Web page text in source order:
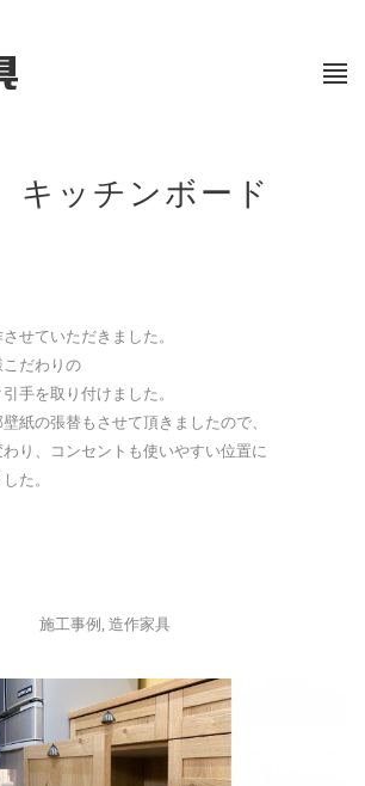
ッチンボード
せていただきました。
だわりの
手を取り付けました。
紙の張替もさせて頂きましたので、
り、コンセントも使いやすい位置に
た。
施工事例,造作家具